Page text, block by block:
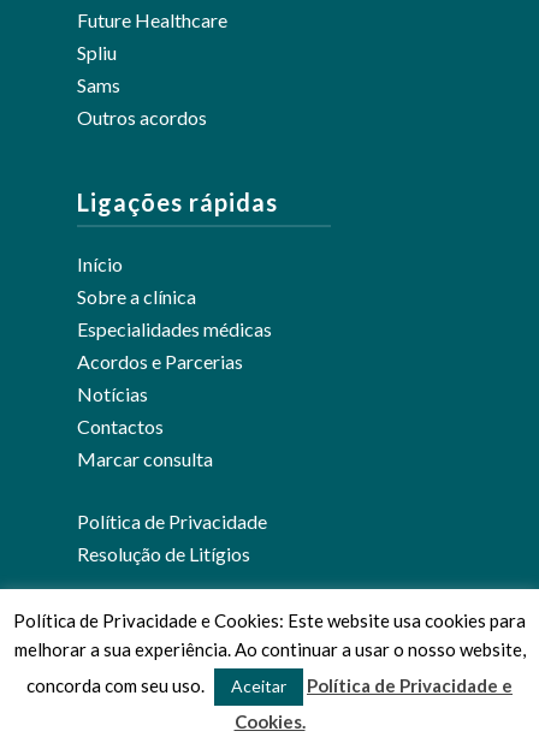
Future Healthcare
Spliu
Sams
Outros acordos
Ligações rápidas
Início
Sobre a clínica
Especialidades médicas
Acordos e Parcerias
Notícias
Contactos
Marcar consulta
Política de Privacidade
Resolução de Litígios
© 2026 Clínica Médica José Viana.
Política de Privacidade e Cookies: Este website usa cookies para
melhorar a sua experiência. Ao continuar a usar o nosso website,
concorda com seu uso.
Aceitar
Política de Privacidade e
Cookies.